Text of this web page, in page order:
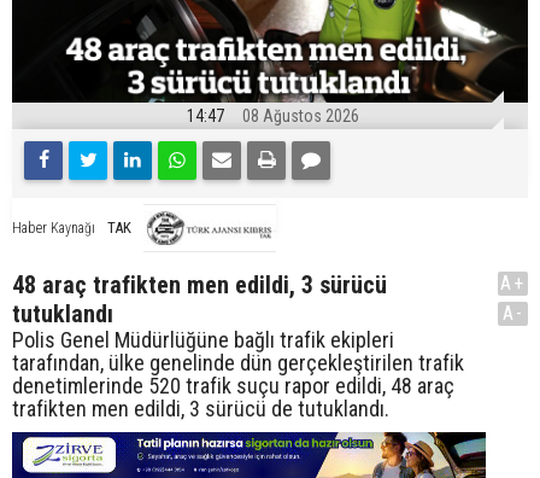
14:47 08 Ağustos 2026
Haber Kaynağı TAK
48 araç trafikten men edildi, 3 sürücü
tutuklandı
Polis Genel Müdürlüğüne bağlı trafik ekipleri
tarafından, ülke genelinde dün gerçekleştirilen trafik
denetimlerinde 520 trafik suçu rapor edildi, 48 araç
trafikten men edildi, 3 sürücü de tutuklandı.
A+
A-